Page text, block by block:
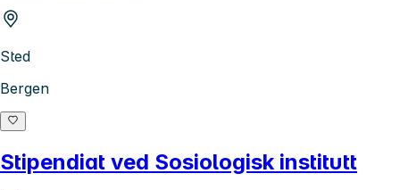
Sted
Bergen
Stipendiat ved Sosiologisk institutt